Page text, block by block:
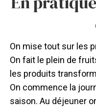
On mise tout sur les
On fait le plein de
les produits
On commence la
saison. Au déjeuner